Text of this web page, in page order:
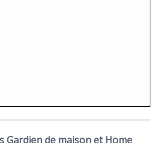
Gardien de maison et Home